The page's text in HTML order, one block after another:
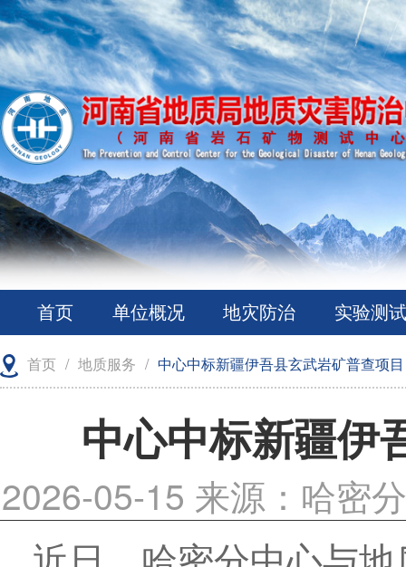
首页 单位概况 地灾防治 实验测试
首页 / 地质服务 / 中心中标新疆伊吾县玄武岩矿普查项目
中心中标新疆伊
2026-05-15 来源：哈密